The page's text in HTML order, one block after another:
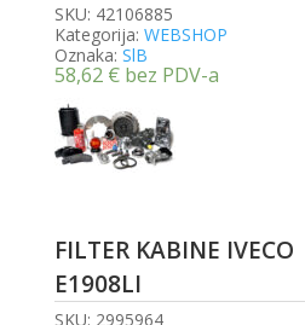
SKU: 42106885
Kategorija: WEBSHOP
Oznaka: SlB
58,62 € bez PDV-a
FILTER KABINE IVECO
E1908LI
SKU: 2995964